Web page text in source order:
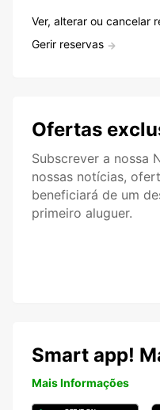
Ver, alterar ou cancelar
Gerir reservas
Ofertas
Subscrever a nossa
nossas notícias,
beneficiará de um
primeiro aluguer.
Smart app!
Mais Informações